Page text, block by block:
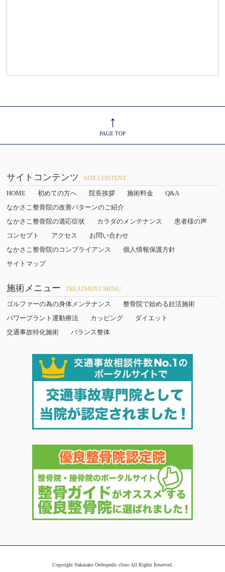
↑
PAGE TOP
サイトコンテンツ SITE CONTENT
HOME 初めての方へ 院長挨拶 施術料金
Q&A
なかさこ整骨院の改善パターンのご紹介
なかさこ整骨院の適応症状
カラダのメンテナンス
患者様の声
コンセプト
アクセス
お問い合わせ
なかさこ整骨院のコンプライアンス
個人情報保護方針
サイトマップ
施術メニュー TREATMENT MENU
ゴルファーの為の身体メンテナンス
整骨院で始める妊活施術
パワープラント運動療法
カッピング
ダイエット
交通事故特化施術
バランス整体
Copyright Nakasako Orthopedic clinic All Rights Reserved.